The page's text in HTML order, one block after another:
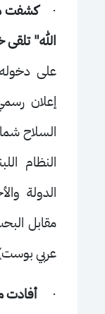
·كشفت
الله" تلقى
على دخوله
إعلان
السلاح
النظام
الدولة
مقابل
عربي
·أفادت